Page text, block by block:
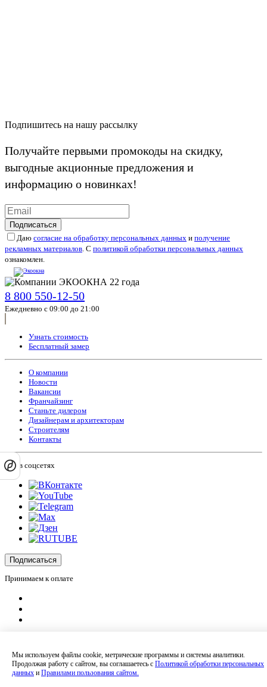
Подпишитесь на нашу рассылку
Получайте первыми промокоды на скидку,
выгодные акционные предложения и
информацию о новинках!
Подписаться
Даю согласие на обработку персональных данных и получение
рекламных материалов . С политикой обработки персональных данных
ознакомлен.
8 800 550-12-50
Ежедневно с 09:00 до 21:00
Узнать стоимость
Бесплатный замер
О компании
Новости
Вакансии
Франчайзинг
Станьте дилером
Дизайнерам и архитекторам
Строителям
Контакты
Мы в соцсетях
Подписаться
Принимаем к оплате
своих персональных данных в соответствии сполитикой
конфиденциальности .
Сайт не является публичной офертой и носит информационный характер.
Мы используем файлы cookie, метрические программы и системы аналитики.
Продолжая работу с сайтом, вы соглашаетесь с Политикой обработки персональных
данных и Правилами пользования сайтом.